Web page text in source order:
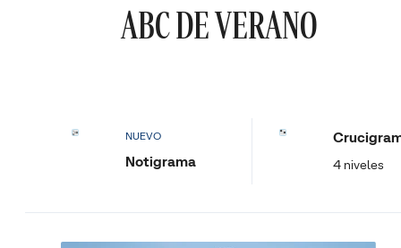
ABC DE VERANO
NUEVO
Notigrama 4 niveles